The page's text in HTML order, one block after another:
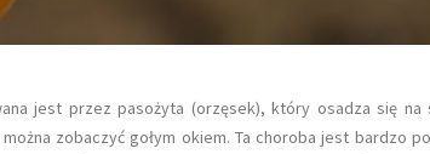
jest przez pasożyta (orzęsek), który osadza się na
zobaczyć gołym okiem. Ta choroba jest bardzo